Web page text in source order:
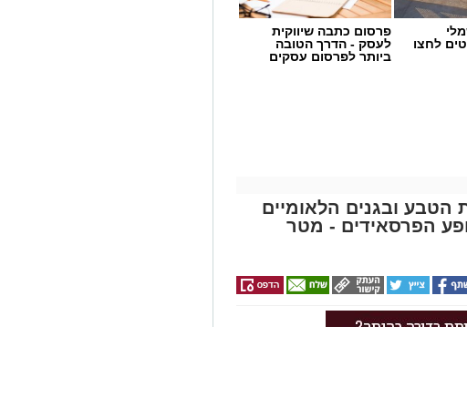
לחצו
פרסום כתבה שיווקית
לעסק - הדרך הטובה
ביותר לפרסום עסקים
הטבע ובגנים הלאומיים
הפרסאידים - מטר